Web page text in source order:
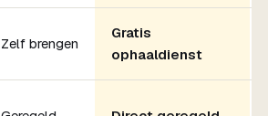
Zelf brengen
Gratis
ophaaldienst